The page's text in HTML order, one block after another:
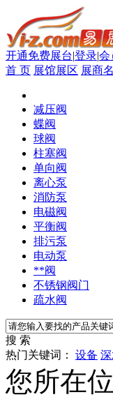
开通免费展台|登录|会
首 页 展馆展区 展商
减压阀
蝶阀
球阀
柱塞阀
单向阀
离心泵
消防泵
电磁阀
平衡阀
排污泵
电动泵
**阀
不锈钢阀门
疏水阀
搜 索
热门关键词： 设备
您所在